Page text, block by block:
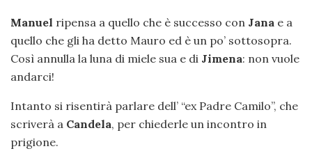
Manuel ripensa a quello che è successo con Jana e a
quello che gli ha detto Mauro ed è un po’ sottosopra.
Così annulla la luna di miele sua e di Jimena: non vuole
andarci!
Intanto si risentirà parlare dell’ “ex Padre Camilo”, che
scriverà a Candela, per chiederle un incontro in
prigione.